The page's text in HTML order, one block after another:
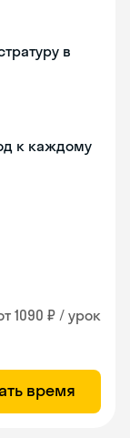
в
к каждому
1090 ₽ / урок
время